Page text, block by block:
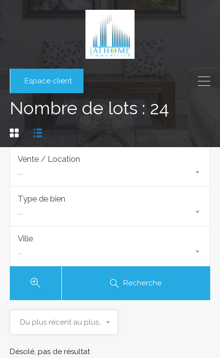
Espace client
Nombre de lots : 24
Vente / Location
...
Type de bien
...
Ville
...
Recherche
Du plus récent au plus ancien
Désolé, pas de résultat